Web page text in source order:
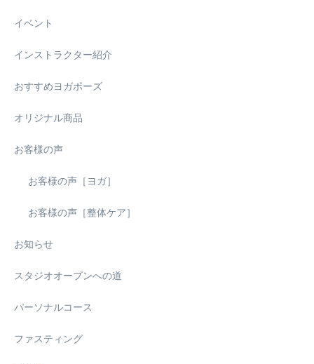
イベント
インストラクター紹介
おすすめヨガポーズ
オリジナル商品
お客様の声
お客様の声［ヨガ］
お客様の声［整体ケア］
お知らせ
スタジオオープンへの道
パーソナルコース
ファスティング